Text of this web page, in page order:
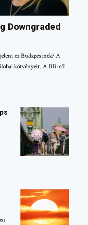
Downgraded
ez Budapestnek? A
kötvényeit. A BB-ről